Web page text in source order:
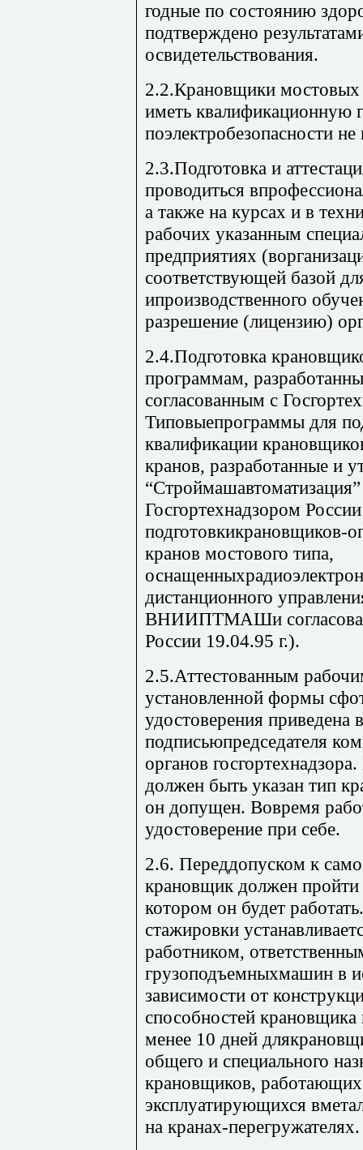
годные по состоянию
подтверждено
освидетельствования.
2.2.Крановщики
иметь квалификационную
поэлектробезопасности
2.3.Подготовка и
проводиться
а также на курсах и в
рабочих указанным
предприятиях
соответствующей базой
ипроизводственного
разрешение (лицензию)
2.4.Подготовка
программам,
согласованным с
Типовыепрограммы для
квалификации
кранов, разработанные и
Госгортехнадзором
подготовкикрановщиков-
кранов мостового типа,
дистанционного
ВНИИПТМАШи
России 19.04.95 г.).
2.5.Аттестованным
установленной формы
удостоверения приведена
подписьюпредседателя
органов
должен быть указан тип
он допущен. Вовремя
удостоверение при себе.
2.6. Переддопуском к
крановщик должен пройти
котором он будет
стажировки
работником,
грузоподъемныхмашин в
зависимости от
способностей крановщика
менее 10 дней
общего и специального
крановщиков, работающих
эксплуатирующихся
на кранах-